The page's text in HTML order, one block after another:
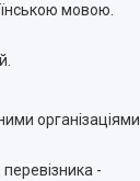
мовою.
організаціями
-